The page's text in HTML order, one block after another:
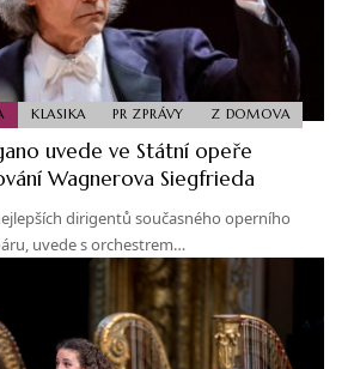
KLASIKA PR ZPRÁVY Z DOMOVA
uvede ve Státní opeře
Wagnerova Siegfrieda
dirigentů současného operního
uvede s orchestrem…